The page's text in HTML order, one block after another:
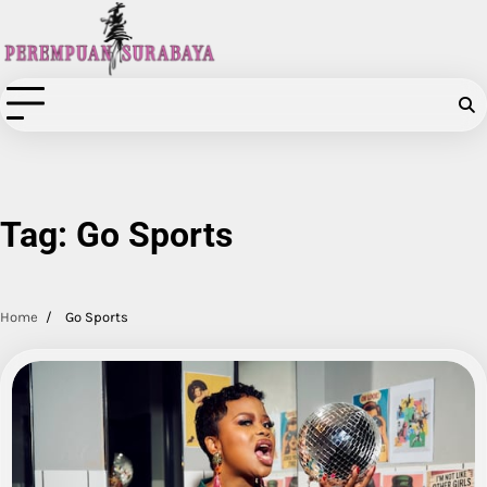
content
Tag: Go Sports
Home Go Sports